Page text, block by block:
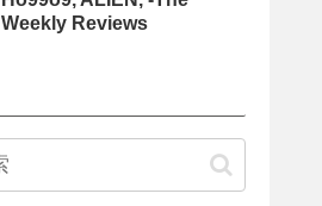
Weekly Reviews